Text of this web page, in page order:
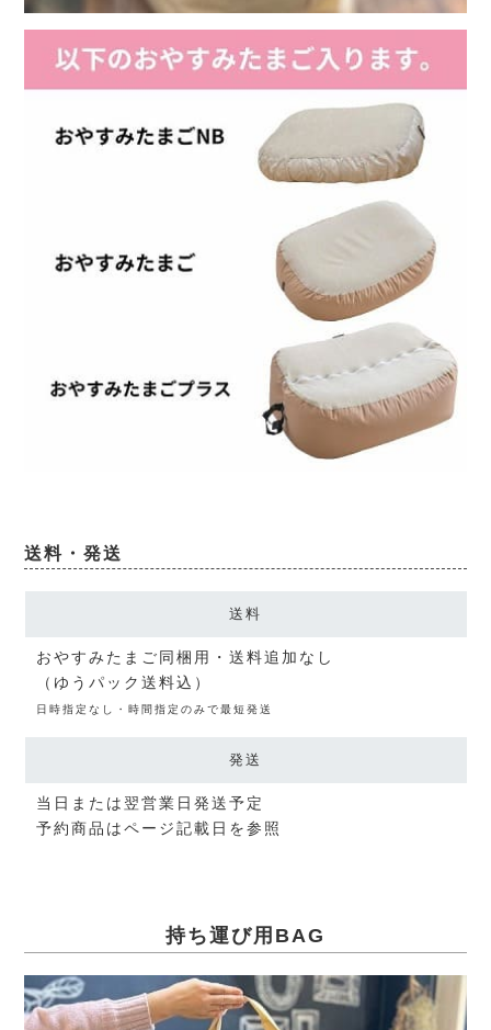
送料・発送
送料
おやすみたまご同梱用・送料追加なし
（ゆうパック送料込）
日時指定なし・時間指定のみで最短発送
発送
当日または翌営業日発送予定
予約商品はページ記載日を参照
持ち運び用BAG